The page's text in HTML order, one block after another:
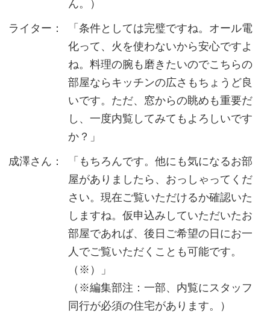
ん。）
ライター：
「条件としては完璧ですね。オール電
化って、火を使わないから安心ですよ
ね。料理の腕も磨きたいのでこちらの
部屋ならキッチンの広さもちょうど良
いです。ただ、窓からの眺めも重要だ
し、一度内覧してみてもよろしいです
か？」
成澤さん：
「もちろんです。他にも気になるお部
屋がありましたら、おっしゃってくだ
さい。現在ご覧いただけるか確認いた
しますね。仮申込みしていただいたお
部屋であれば、後日ご希望の日にお一
人でご覧いただくことも可能です。
（※）」
（※編集部注：一部、内覧にスタッフ
同行が必須の住宅があります。）